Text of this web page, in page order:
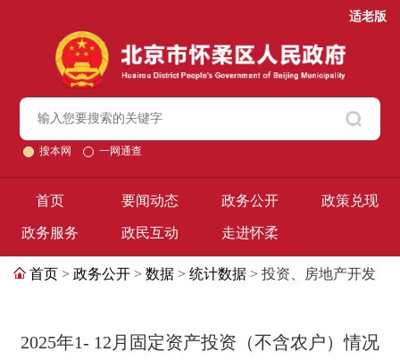
适老版
搜本网 一网通查
首页 要闻动态 政务公开 政策兑现
政务服务 政民互动 走进怀柔
首页 > 政务公开 > 数据 > 统计数据 > 投资、房地产开发
2025年1- 12月固定资产投资（不含农户）情况